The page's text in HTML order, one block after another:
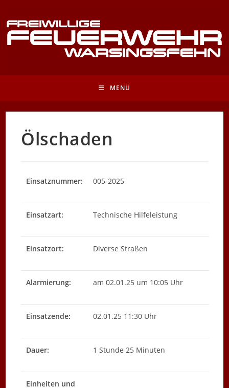
Inhalt
springen
MENÜ
Ölschaden
Einsatznummer: 005-2025
Einsatzart: Technische Hilfeleistung
Einsatzort: Diverse Straßen
Alarmierung: am 02.01.25 um 10:05 Uhr
Einsatzende: 02.01.25 11:30 Uhr
Dauer: 1 Stunde 25 Minuten
Einheiten und